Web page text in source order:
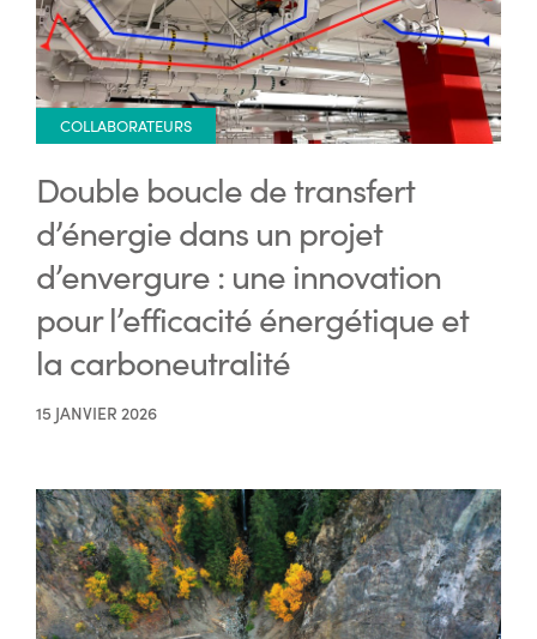
COLLABORATEURS
Double boucle de transfert
d’énergie dans un projet
d’envergure : une innovation
pour l’efficacité énergétique et
la carboneutralité
15 JANVIER 2026